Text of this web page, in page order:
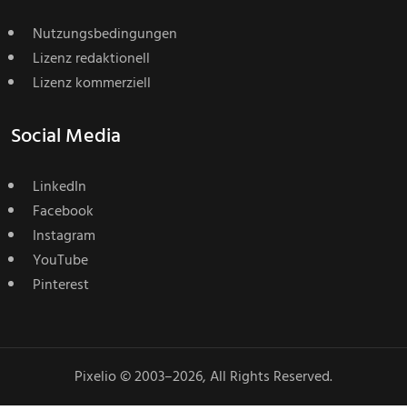
Nutzungsbedingungen
Lizenz redaktionell
Lizenz kommerziell
Social Media
LinkedIn
Facebook
Instagram
YouTube
Pinterest
Pixelio © 2003–2026, All Rights Reserved.